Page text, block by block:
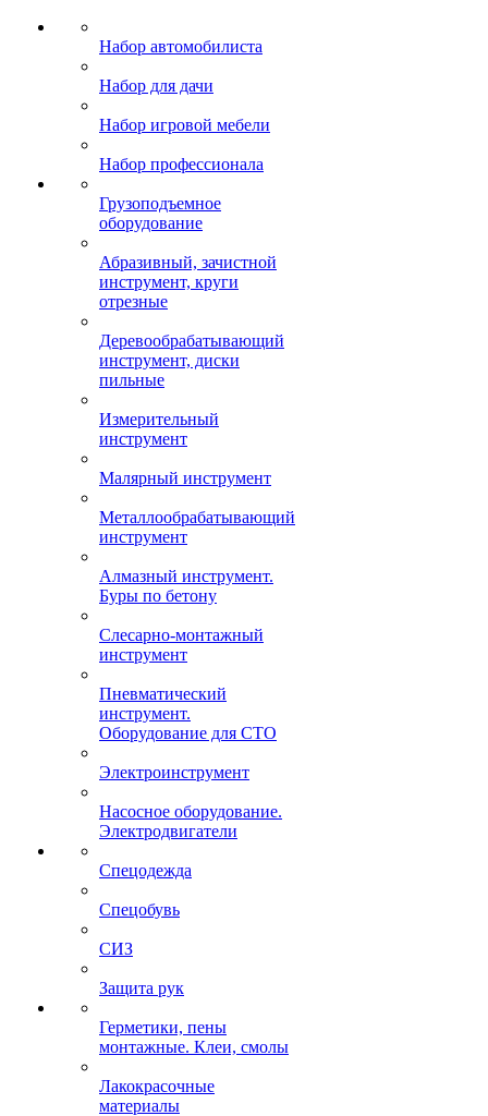
Набор автомобилиста
Набор для дачи
Набор игровой мебели
Набор профессионала
Грузоподъемное
оборудование
Абразивный, зачистной
инструмент, круги
отрезные
Деревообрабатывающий
инструмент, диски
пильные
Измерительный
инструмент
Малярный инструмент
Металлообрабатывающий
инструмент
Алмазный инструмент.
Буры по бетону
Слесарно-монтажный
инструмент
Пневматический
инструмент.
Оборудование для СТО
Электроинструмент
Насосное оборудование.
Электродвигатели
Спецодежда
Спецобувь
СИЗ
Защита рук
Герметики, пены
монтажные. Клеи, смолы
Лакокрасочные
материалы